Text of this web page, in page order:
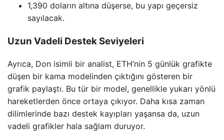
1,390 doların altına düşerse, bu yapı geçersiz
sayılacak.
Uzun Vadeli Destek Seviyeleri
Ayrıca, Don isimli bir analist, ETH’nin 5 günlük grafikte
düşen bir kama modelinden çıktığını gösteren bir
grafik paylaştı. Bu tür bir model, genellikle yukarı yönlü
hareketlerden önce ortaya çıkıyor. Daha kısa zaman
dilimlerinde bazı destek kayıpları yaşansa da, uzun
vadeli grafikler hala sağlam duruyor.